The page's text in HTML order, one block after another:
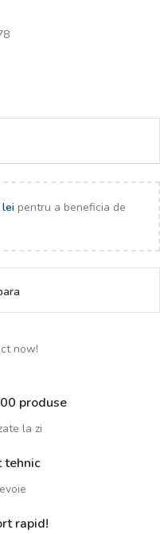
lei pentru a beneficia de
now!
produse
la zi
tehnic
rapid!